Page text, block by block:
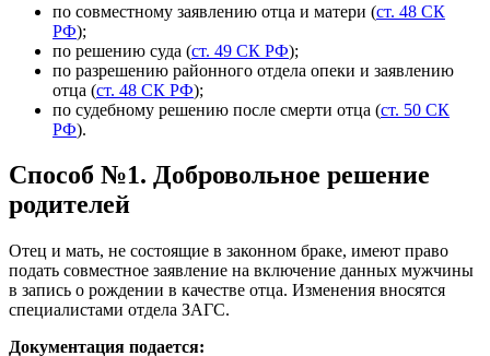
по совместному заявлению отца и матери (ст. 48 СК
РФ);
по решению суда (ст. 49 СК РФ);
по разрешению районного отдела опеки и заявлению
отца (ст. 48 СК РФ);
по судебному решению после смерти отца (ст. 50 СК
РФ).
Способ №1. Добровольное решение
родителей
Отец и мать, не состоящие в законном браке, имеют право
подать совместное заявление на включение данных мужчины
в запись о рождении в качестве отца. Изменения вносятся
специалистами отдела ЗАГС.
Документация подается: